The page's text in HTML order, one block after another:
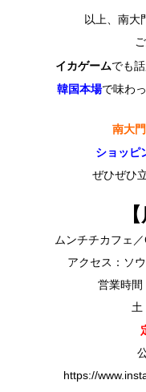
以上、南大
イカゲームでも
韓国本場で味わ
南大門
ショッピ
ぜひぜひ
ムンチチカフェ
アクセス：ソ
営業時
https://